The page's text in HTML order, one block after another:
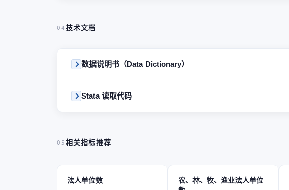
04 技术文档
数据说明书（Data Dictionary）
Stata 读取代码
05 相关指标推荐
法人单位数
农、林、牧、渔业法人单位